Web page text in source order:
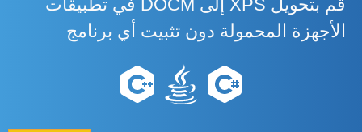
قم بتحويل XPS إلى DOCM في تطبيقات
الأجهزة المحمولة دون تثبيت أي برنامج